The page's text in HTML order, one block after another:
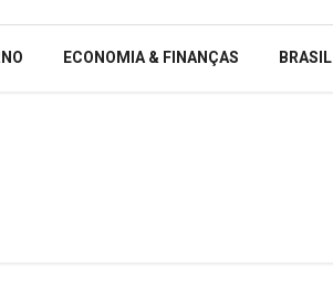
ECONOMIA & FINANÇAS BRASIL